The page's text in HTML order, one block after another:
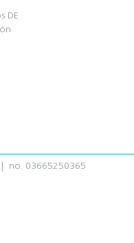
DE
| no. 03665250365